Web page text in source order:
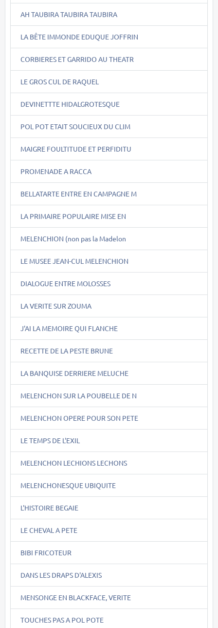
AH TAUBIRA TAUBIRA TAUBIRA
LA BÊTE IMMONDE EDUQUE JOFFRIN
CORBIERES ET GARRIDO AU THEATR
LE GROS CUL DE RAQUEL
DEVINETTTE HIDALGROTESQUE
POL POT ETAIT SOUCIEUX DU CLIM
MAIGRE FOULTITUDE ET PERFIDITU
PROMENADE A RACCA
BELLATARTE ENTRE EN CAMPAGNE M
LA PRIMAIRE POPULAIRE MISE EN
MELENCHION (non pas la Madelon
LE MUSEE JEAN-CUL MELENCHION
DIALOGUE ENTRE MOLOSSES
LA VERITE SUR ZOUMA
J'AI LA MEMOIRE QUI FLANCHE
RECETTE DE LA PESTE BRUNE
LA BANQUISE DERRIERE MELUCHE
MELENCHON SUR LA POUBELLE DE N
MELENCHON OPERE POUR SON PETE
LE TEMPS DE L'EXIL
MELENCHON LECHIONS LECHONS
MELENCHONESQUE UBIQUITE
L'HISTOIRE BEGAIE
LE CHEVAL A PETE
BIBI FRICOTEUR
DANS LES DRAPS D'ALEXIS
MENSONGE EN BLACKFACE, VERITE
TOUCHES PAS A POL POTE